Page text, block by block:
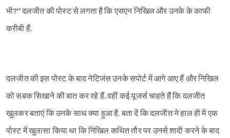
भी?'' दलजीत की पोस्ट से लगता है कि एसएन निखिल और उनके के काफी
करीबी हैं.
दलजीत की इस पोस्ट के बाद नेटिजंस उनके सपोर्ट में आगे आए हैं और निखिल
को सबक सिखाने की बात कर रहे हैं. वहीं कई यूजर्स चाहते हैं कि दलजीत
खुलकर बताएं कि उनके साथ क्या हुआ है. बता दें कि दलजीत ने हाल ही में एक
पोस्ट में खुलासा किया था कि निखिल कथित तौर पर उनसे शादी करने के बाद